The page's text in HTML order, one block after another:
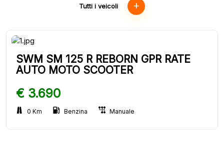
Tutti i veicoli
SWM SM 125 R REBORN GPR RATE
AUTO MOTO SCOOTER
€ 3.690
0 Km Benzina Manuale